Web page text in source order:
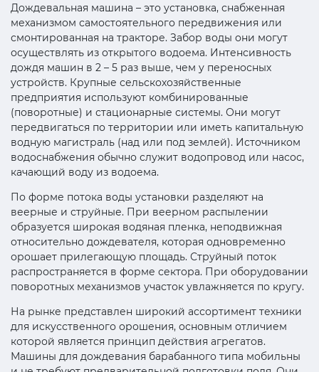
Дождевальная машина – это установка, снабженная
механизмом самостоятельного передвижения или
смонтированная на тракторе. Забор воды они могут
осуществлять из открытого водоема. Интенсивность
дождя машин в 2 – 5 раз выше, чем у переносных
устройств. Крупные сельскохозяйственные
предприятия используют комбинированные
(поворотные) и стационарные системы. Они могут
передвигаться по территории или иметь капитальную
водную магистраль (над или под землей). Источником
водоснабжения обычно служит водопровод или насос,
качающий воду из водоема.
По форме потока воды установки разделяют на
веерные и струйные. При веерном распылении
образуется широкая водяная пленка, неподвижная
относительно дождевателя, которая одновременно
орошает прилегающую площадь. Струйный поток
распространяется в форме сектора. При оборудовании
поворотных механизмов участок увлажняется по кругу.
На рынке представлен широкий ассортимент техники
для искусственного орошения, основным отличием
которой является принцип действия агрегатов.
Машины для дождевания барабанного типа мобильны